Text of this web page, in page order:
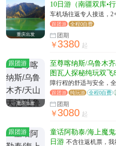
重庆出发
10日游（南疆双库•
车机场往返专人接送，
级3晚当地五星+1晚国际
跟团游 全程0自费
团期
￥3380 起
跟团游
重庆出发
至尊喀纳斯/乌鲁木
图瓦人探秘纯玩双飞
障行程的舒适与安全，
跟团游 纯玩游 全程0自费
团期
￥3080 起
跟团游
童话阿勒泰/海上魔
日游 不含往返机票，